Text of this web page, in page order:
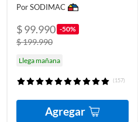
Por SODIMAC
$ 99.990 -50%
$ 199.990
Llega mañana
(157)
Agregar